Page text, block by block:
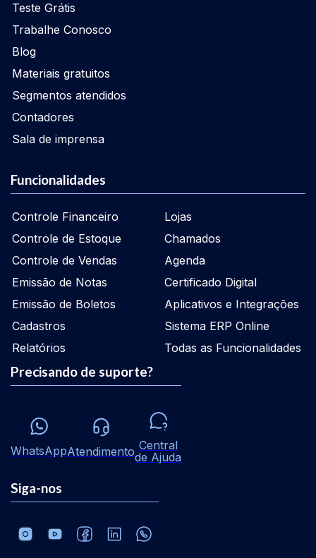
Teste Grátis
Trabalhe Conosco
Blog
Materiais gratuitos
Segmentos atendidos
Contadores
Sala de imprensa
Funcionalidades
Controle Financeiro
Controle de Estoque
Controle de Vendas
Emissão de Notas
Emissão de Boletos
Cadastros
Relatórios
Lojas
Chamados
Agenda
Certificado Digital
Aplicativos e Integrações
Sistema ERP Online
Todas as Funcionalidades
Precisando de suporte?
WhatsAppAtendimento Central
de Ajuda
Siga-nos